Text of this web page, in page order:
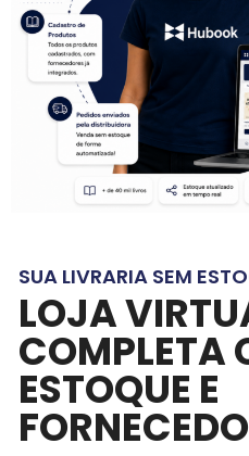
SUA LIVRARIA SEM
LOJA
COMPLETA
ESTOQUE E